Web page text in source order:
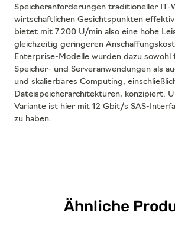
Speicheranforderungen traditioneller IT-
wirtschaftlichen Gesichtspunkten
bietet mit 7.200 U/min also eine hohe
gleichzeitig geringeren
Enterprise-Modelle wurden dazu
Speicher- und Serveranwendungen als
und skalierbares Computing,
Dateispeicherarchitekturen, konzipiert.
Variante ist hier mit 12 Gbit/s SAS-
zu haben.
Ähnliche